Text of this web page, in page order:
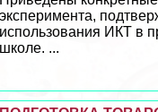
эксперимента,
использования ИКТ в
школе. ...